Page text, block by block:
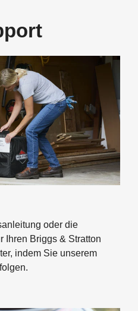
oder die
Ihren Briggs & Stratton
indem Sie unserem